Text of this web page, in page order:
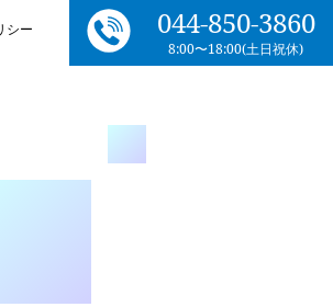
シー 044-850-3860
8:00〜18:00(土日祝休)